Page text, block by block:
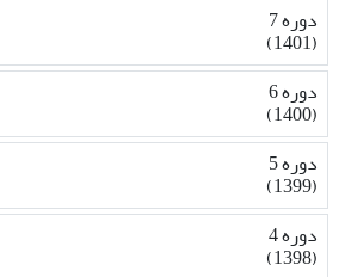
دوره 7
(1401)
دوره 6
(1400)
دوره 5
(1399)
دوره 4
(1398)